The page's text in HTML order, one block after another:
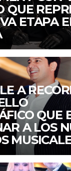
QUE
ETAPA
A
QUE
A LOS